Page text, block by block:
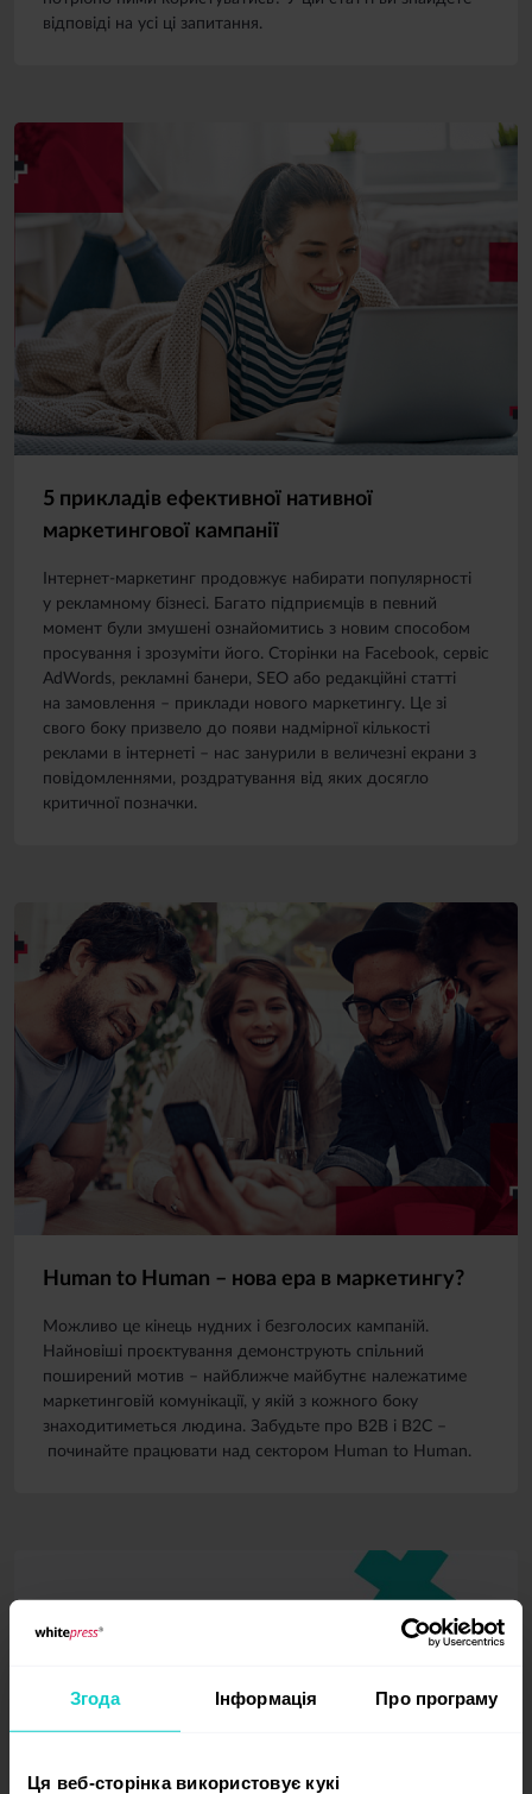
Згода Інформація Про програму
Ця веб-сторінка використовує кукі
відповіді на усі ці запитання.
5 прикладів ефективної нативної
маркетингової кампанії
Інтернет-маркетинг продовжує набирати популярності
у рекламному бізнесі. Багато підприємців в певний
момент були змушені ознайомитись з новим способом
просування і зрозуміти його. Сторінки на Facebook, сервіс
AdWords, рекламні банери, SEO або редакційні статті
на замовлення – приклади нового маркетингу. Це зі
свого боку призвело до появи надмірної кількості
реклами в інтернеті – нас занурили в величезні екрани з
повідомленнями, роздратування від яких досягло
критичної позначки.
Human to Human – нова ера в маркетингу?
Можливо це кінець нудних і безголосих кампаній.
Найновіші проєктування демонструють спільний
поширений мотив – найближче майбутнє належатиме
маркетинговій комунікації, у якій з кожного боку
знаходитиметься людина. Забудьте про B2B і B2C –
починайте працювати над сектором Human to Human.